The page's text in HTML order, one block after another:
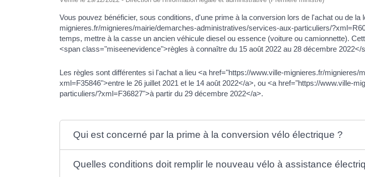
Vous pouvez bénéficier, sous conditions, d'une prime à la conversion lors de l'achat ou de la
mignieres.fr/mignieres/mairie/demarches-administratives/services-aux-particuliers/
temps, mettre à la casse un ancien véhicule diesel ou essence (voiture ou camionnette).
<span class="miseenevidence">règles à connaître du 15 août 2022 au 28 décembre 2022</
Les règles sont différentes si l'achat a lieu <a href="https://www.ville-mignieres.fr/
xml=F35846">entre le 26 juillet 2021 et le 14 août 2022</a>, ou <a href="https://www.ville-
particuliers/?xml=F36827">à partir du 29 décembre 2022</a>.
Qui est concerné par la prime à la conversion vélo électrique ?
Quelles conditions doit remplir le nouveau vélo à assistance